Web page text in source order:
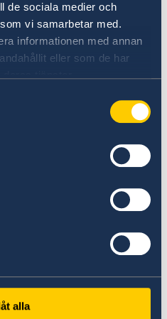
de sociala medier och
vi samarbetar med.
informationen med annan
eller som de har
alla
58000人次前来。